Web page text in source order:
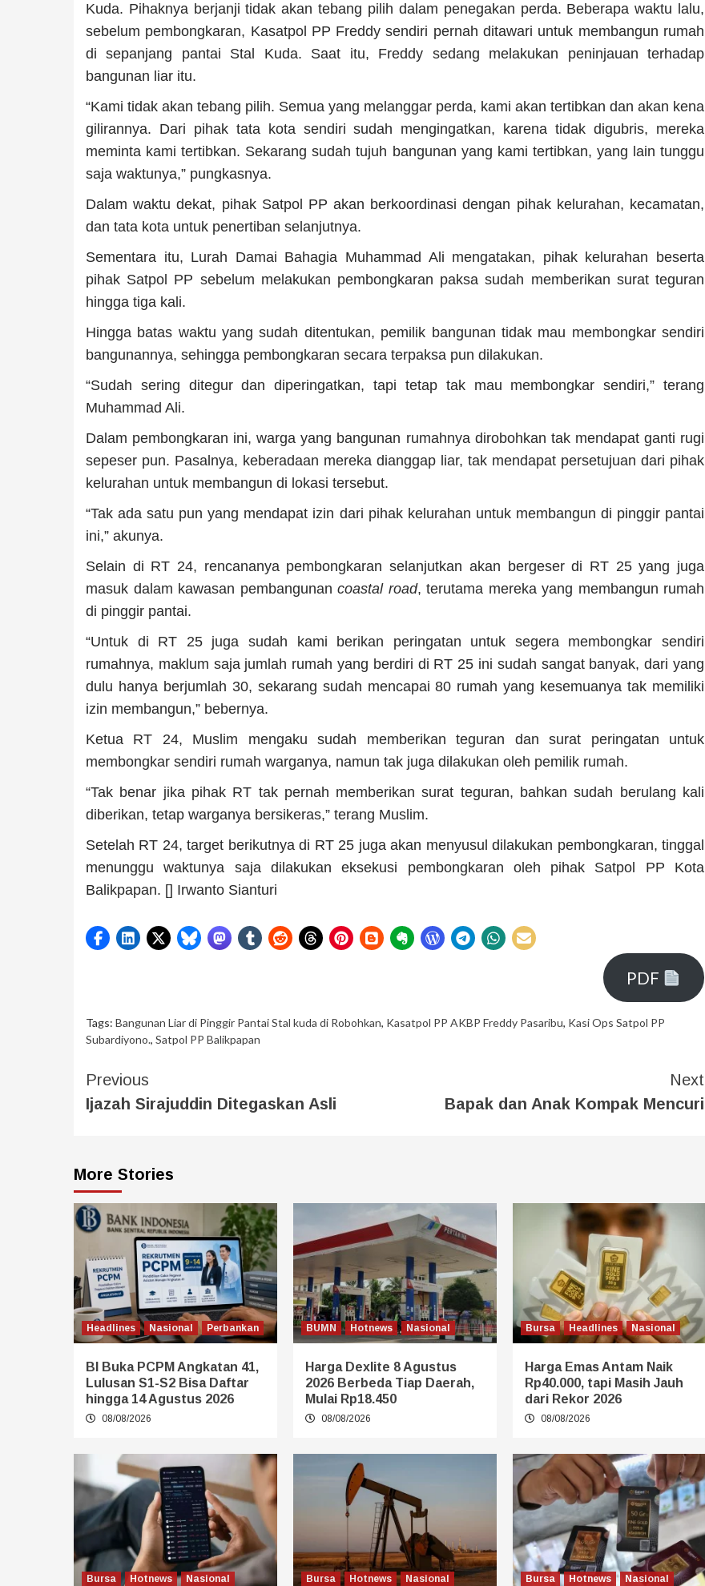
Kuda. Pihaknya berjanji tidak akan tebang pilih dalam penegakan perda. Beberapa waktu lalu,
sebelum pembongkaran, Kasatpol PP Freddy sendiri pernah ditawari untuk membangun rumah
di sepanjang pantai Stal Kuda. Saat itu, Freddy sedang melakukan peninjauan terhadap
bangunan liar itu.
“Kami tidak akan tebang pilih. Semua yang melanggar perda, kami akan tertibkan dan akan kena
gilirannya. Dari pihak tata kota sendiri sudah mengingatkan, karena tidak digubris, mereka
meminta kami tertibkan. Sekarang sudah tujuh bangunan yang kami tertibkan, yang lain tunggu
saja waktunya,” pungkasnya.
Dalam waktu dekat, pihak Satpol PP akan berkoordinasi dengan pihak kelurahan, kecamatan,
dan tata kota untuk penertiban selanjutnya.
Sementara itu, Lurah Damai Bahagia Muhammad Ali mengatakan, pihak kelurahan beserta
pihak Satpol PP sebelum melakukan pembongkaran paksa sudah memberikan surat teguran
hingga tiga kali.
Hingga batas waktu yang sudah ditentukan, pemilik bangunan tidak mau membongkar sendiri
bangunannya, sehingga pembongkaran secara terpaksa pun dilakukan.
“Sudah sering ditegur dan diperingatkan, tapi tetap tak mau membongkar sendiri,” terang
Muhammad Ali.
Dalam pembongkaran ini, warga yang bangunan rumahnya dirobohkan tak mendapat ganti rugi
sepeser pun. Pasalnya, keberadaan mereka dianggap liar, tak mendapat persetujuan dari pihak
kelurahan untuk membangun di lokasi tersebut.
“Tak ada satu pun yang mendapat izin dari pihak kelurahan untuk membangun di pinggir pantai
ini,” akunya.
Selain di RT 24, rencananya pembongkaran selanjutkan akan bergeser di RT 25 yang juga
masuk dalam kawasan pembangunan coastal road, terutama mereka yang membangun rumah
di pinggir pantai.
“Untuk di RT 25 juga sudah kami berikan peringatan untuk segera membongkar sendiri
rumahnya, maklum saja jumlah rumah yang berdiri di RT 25 ini sudah sangat banyak, dari yang
dulu hanya berjumlah 30, sekarang sudah mencapai 80 rumah yang kesemuanya tak memiliki
izin membangun,” bebernya.
Ketua RT 24, Muslim mengaku sudah memberikan teguran dan surat peringatan untuk
membongkar sendiri rumah warganya, namun tak juga dilakukan oleh pemilik rumah.
“Tak benar jika pihak RT tak pernah memberikan surat teguran, bahkan sudah berulang kali
diberikan, tetap warganya bersikeras,” terang Muslim.
Setelah RT 24, target berikutnya di RT 25 juga akan menyusul dilakukan pembongkaran, tinggal
menunggu waktunya saja dilakukan eksekusi pembongkaran oleh pihak Satpol PP Kota
Balikpapan. [] Irwanto Sianturi
PDF
Tags: Bangunan Liar di Pinggir Pantai Stal kuda di Robohkan, Kasatpol PP AKBP Freddy Pasaribu, Kasi Ops Satpol PP
Subardiyono., Satpol PP Balikpapan
Previous
Ijazah Sirajuddin Ditegaskan Asli
Next
Bapak dan Anak Kompak Mencuri
More Stories
Headlines Nasional Perbankan
BI Buka PCPM Angkatan 41,
Lulusan S1-S2 Bisa Daftar
hingga 14 Agustus 2026
08/08/2026
BUMN Hotnews Nasional
Harga Dexlite 8 Agustus
2026 Berbeda Tiap Daerah,
Mulai Rp18.450
08/08/2026
Bursa Headlines Nasional
Harga Emas Antam Naik
Rp40.000, tapi Masih Jauh
dari Rekor 2026
08/08/2026
Bursa Hotnews Nasional Bursa Hotnews Nasional Bursa Hotnews Nasional